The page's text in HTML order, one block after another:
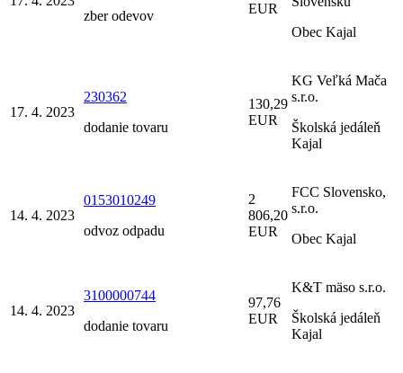
zber odevov
EUR
Obec Kajal
17. 4. 2023
230362
dodanie tovaru
130,29
EUR
KG Veľká Mača
s.r.o.
Školská jedáleň
Kajal
14. 4. 2023
0153010249
odvoz odpadu
2
806,20
EUR
FCC Slovensko,
s.r.o.
Obec Kajal
14. 4. 2023
3100000744
dodanie tovaru
97,76
EUR
K&T mäso s.r.o.
Školská jedáleň
Kajal